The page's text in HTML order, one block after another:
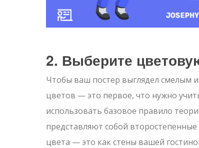
2. Выберите
Чтобы ваш постер выглядел смелым
цветов — это первое, что нужно
использовать базовое правило
представляют собой
цвета — это как стены вашей